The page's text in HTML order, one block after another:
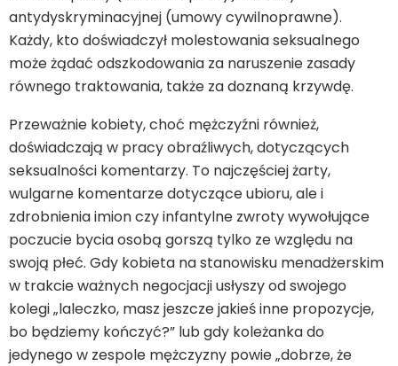
antydyskryminacyjnej (umowy cywilnoprawne).
Każdy, kto doświadczył molestowania seksualnego
może żądać odszkodowania za naruszenie zasady
równego traktowania, także za doznaną krzywdę.
Przeważnie kobiety, choć mężczyźni również,
doświadczają w pracy obraźliwych, dotyczących
seksualności komentarzy. To najczęściej żarty,
wulgarne komentarze dotyczące ubioru, ale i
zdrobnienia imion czy infantylne zwroty wywołujące
poczucie bycia osobą gorszą tylko ze względu na
swoją płeć. Gdy kobieta na stanowisku menadżerskim
w trakcie ważnych negocjacji usłyszy od swojego
kolegi „laleczko, masz jeszcze jakieś inne propozycje,
bo będziemy kończyć?” lub gdy koleżanka do
jedynego w zespole mężczyzny powie „dobrze, że